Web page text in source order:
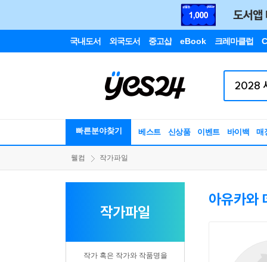
국내도서 외국도서 중고샵 eBook 크레마클럽
빠른분야찾기 베스트 신상품 이벤트 바이백 매
웰컴 작가파일
작가파일
작가 혹은 작가와 작품명을
아유카와